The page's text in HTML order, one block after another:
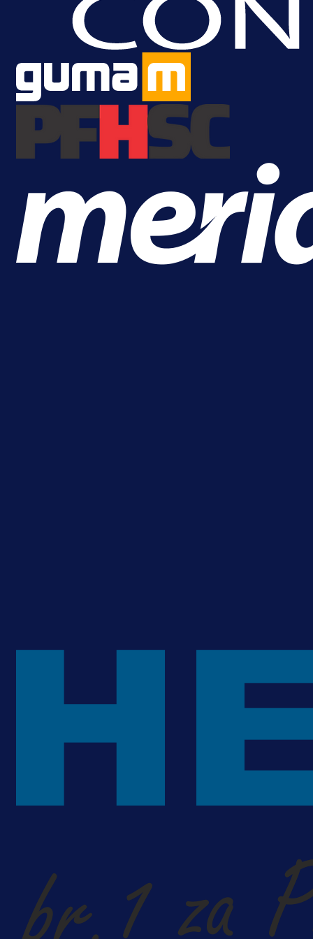
Da li je selektor zadovoljan: Evo
je Barbarez rekao o transferu
Alajbegovića u Juventus!
18 h 52 min